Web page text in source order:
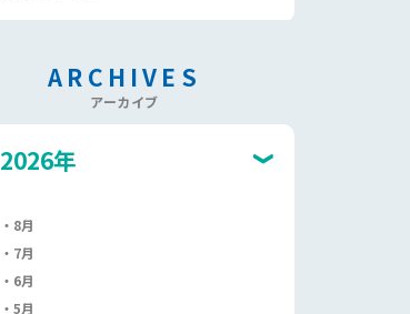
ARCHIVES
アーカイブ
2026年
8月
7月
6月
5月